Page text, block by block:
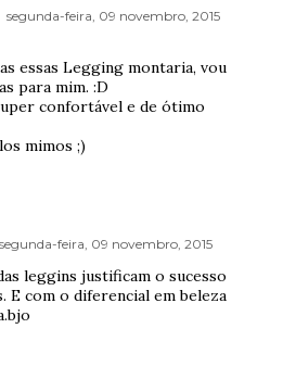
segunda-feira, 09 novembro, 2015
essas Legging montaria, vou
para mim. :D
confortável e de ótimo
mimos ;)
segunda-feira, 09 novembro, 2015
leggins justificam o sucesso
E com o diferencial em beleza